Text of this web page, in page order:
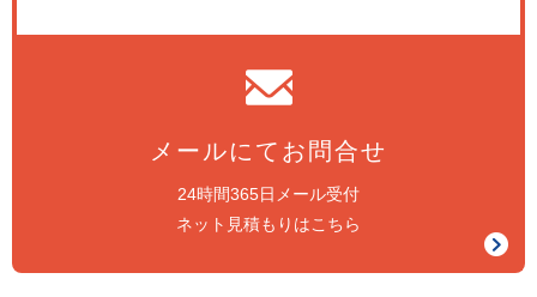
メールにてお問合せ
24時間365日メール受付
ネット見積もりはこちら